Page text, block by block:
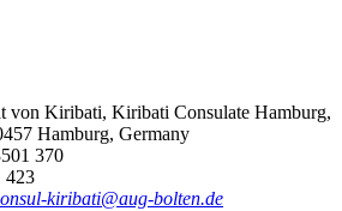
von Kiribati, Kiribati Consulate Hamburg,
Hamburg, Germany
370
423
kiribati@aug-bolten.de